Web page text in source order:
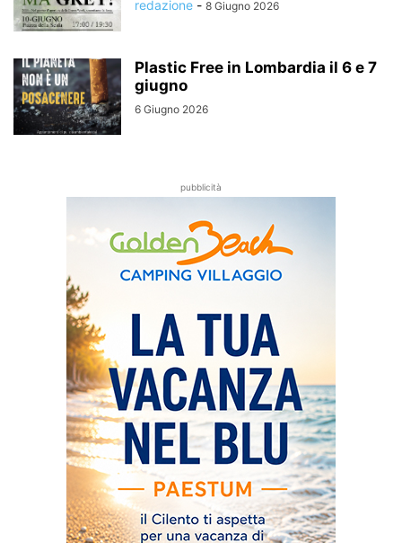
redazione - 8 Giugno 2026
Plastic Free in Lombardia il 6 e 7
giugno
6 Giugno 2026
pubblicità